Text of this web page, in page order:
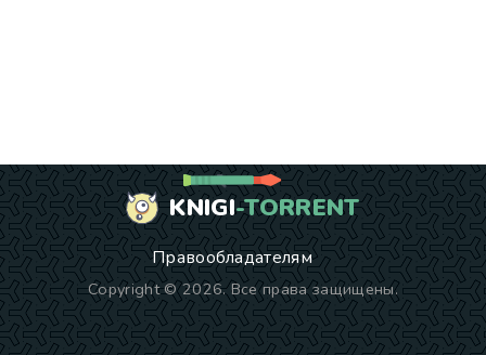
KNIGI-TORRENT
Правообладателям
Copyright © 2026. Все права защищены.